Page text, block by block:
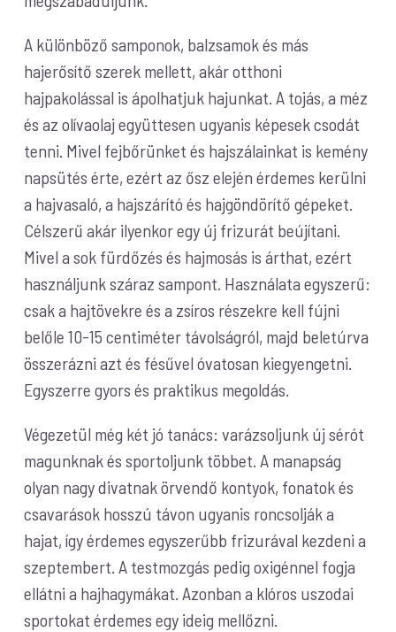
A különböző samponok, balzsamok és más
hajerősítő szerek mellett, akár otthoni
hajpakolással is ápolhatjuk hajunkat. A tojás, a méz
és az olívaolaj együttesen ugyanis képesek csodát
tenni. Mivel fejbőrünket és hajszálainkat is kemény
napsütés érte, ezért az ősz elején érdemes kerülni
a hajvasaló, a hajszárító és hajgöndörítő gépeket.
Célszerű akár ilyenkor egy új frizurát beújítani.
Mivel a sok fürdőzés és hajmosás is árthat, ezért
használjunk száraz sampont. Használata egyszerű:
csak a hajtövekre és a zsíros részekre kell fújni
belőle 10-15 centiméter távolságról, majd beletúrva
összerázni azt és fésűvel óvatosan kiegyengetni.
Egyszerre gyors és praktikus megoldás.
Végezetül még két jó tanács: varázsoljunk új sérót
magunknak és sportoljunk többet. A manapság
olyan nagy divatnak örvendő kontyok, fonatok és
csavarások hosszú távon ugyanis roncsolják a
hajat, így érdemes egyszerűbb frizurával kezdeni a
szeptembert. A testmozgás pedig oxigénnel fogja
ellátni a hajhagymákat. Azonban a klóros uszodai
sportokat érdemes egy ideig mellőzni.